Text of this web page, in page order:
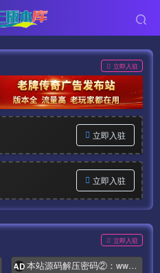
立即入驻
立即入驻
立即入驻
立即入驻
AD 本站源码解压密码②：www.syymw.com